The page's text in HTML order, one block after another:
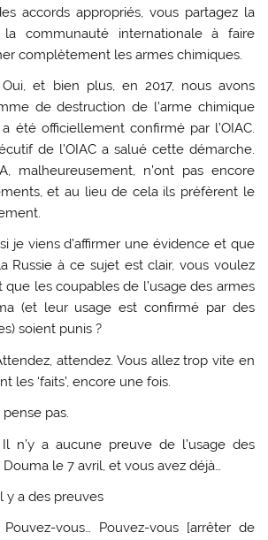
accords appropriés, vous partagez la
communauté internationale à faire
complètement les armes chimiques.
Oui, et bien plus, en 2017, nous avons
de destruction de l’arme chimique
été officiellement confirmé par l’OIAC.
de l’OIAC a salué cette démarche.
malheureusement, n’ont pas encore
et au lieu de cela ils préfèrent le
je viens d’affirmer une évidence et que
Russie à ce sujet est clair, vous voulez
les coupables de l’usage des armes
(et leur usage est confirmé par des
soient punis ?
attendez. Vous allez trop vite en
les ‘faits’, encore une fois.
pas.
Il n’y a aucune preuve de l’usage des
le 7 avril, et vous avez déjà…
y a des preuves
Pouvez-vous… Pouvez-vous [arrêter de